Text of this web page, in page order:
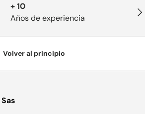
+ 10
Años de experiencia
Volver al principio